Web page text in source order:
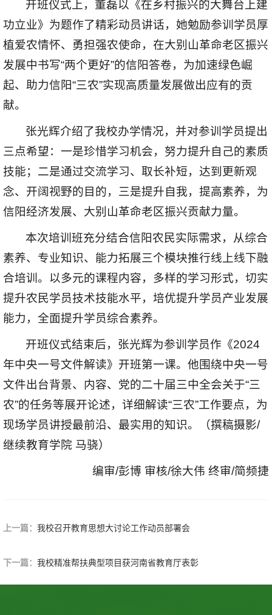
开班仪式上，董磊以《在乡村振兴的大舞台上建
功立业》为题作了精彩动员讲话，她勉励参训学员厚
植爱农情怀、勇担强农使命，在大别山革命老区振兴
发展中书写“两个更好”的信阳答卷，为加速绿色崛
起、助力信阳“三农”实现高质量发展做出应有的贡
献。
张光辉介绍了我校办学情况，并对参训学员提出
三点希望：一是珍惜学习机会，努力提升自己的素质
技能；二是通过交流学习、取长补短，达到更新观
念、开阔视野的目的，三是提升自我，提高素养，为
信阳经济发展、大别山革命老区振兴贡献力量。
本次培训班充分结合信阳农民实际需求，从综合
素养、专业知识、能力拓展三个模块推行线上线下融
合培训。以多元的课程内容，多样的学习形式，切实
提升农民学员技术技能水平，培优提升学员产业发展
能力，全面提升学员综合素养。
开班仪式结束后，张光辉为参训学员作《2024
年中央一号文件解读》开班第一课。他围绕中央一号
文件出台背景、内容、党的二十届三中全会关于“三
农”的任务等展开论述，详细解读“三农”工作要点，为
现场学员讲授最前沿、最实用的知识。（撰稿摄影/
继续教育学院 马骁）
编审/彭博 审核/徐大伟 终审/简频捷
上一篇： 我校召开教育思想大讨论工作动员部署会
下一篇： 我校精准帮扶典型项目获河南省教育厅表彰